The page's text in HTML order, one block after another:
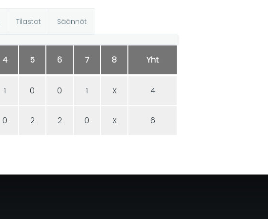
Tilastot Säännöt
4 5 6 7 8 Yht
1 0 0 1 X 4
0 2 2 0 X 6